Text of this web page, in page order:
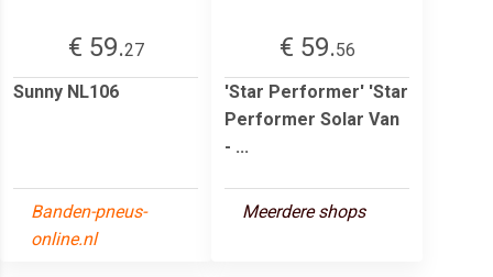
€ 59.27
Sunny NL106
Banden-pneus-
online.nl
€ 59.56
'Star Performer' 'Star
Performer Solar Van
- ...
Meerdere shops